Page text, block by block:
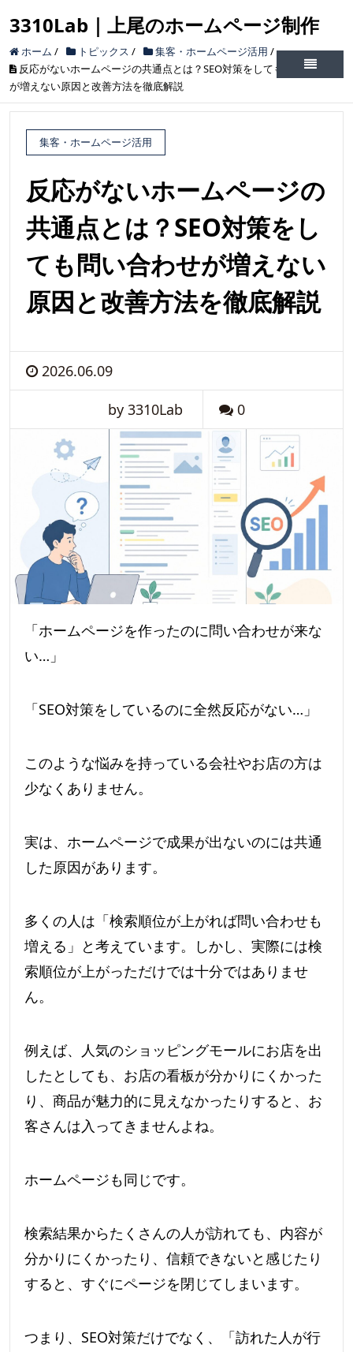
3310Lab｜上尾のホームページ制作
ホーム / トピックス / 集客・ホームページ活用 /
反応がないホームページの共通点とは？SEO対策をしても問い合わせ
が増えない原因と改善方法を徹底解説
集客・ホームページ活用
反応がないホームページの
共通点とは？SEO対策をし
ても問い合わせが増えない
原因と改善方法を徹底解説
2026.06.09
by 3310Lab 0
「ホームページを作ったのに問い合わせが来な
い…」
「SEO対策をしているのに全然反応がない…」
このような悩みを持っている会社やお店の方は
少なくありません。
実は、ホームページで成果が出ないのには共通
した原因があります。
多くの人は「検索順位が上がれば問い合わせも
増える」と考えています。しかし、実際には検
索順位が上がっただけでは十分ではありませ
ん。
例えば、人気のショッピングモールにお店を出
したとしても、お店の看板が分かりにくかった
り、商品が魅力的に見えなかったりすると、お
客さんは入ってきませんよね。
ホームページも同じです。
検索結果からたくさんの人が訪れても、内容が
分かりにくかったり、信頼できないと感じたり
すると、すぐにページを閉じてしまいます。
つまり、SEO対策だけでなく、「訪れた人が行